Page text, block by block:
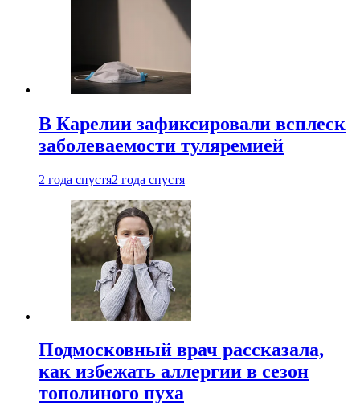
В Карелии зафиксировали всплеск
заболеваемости туляремией
2 года спустя2 года спустя
Подмосковный врач рассказала,
как избежать аллергии в сезон
тополиного пуха